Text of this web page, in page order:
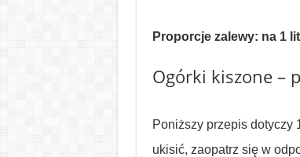
Proporcje zalewy: na 1
Ogórki kiszone –
Poniższy przepis dotyczy
ukisić, zaopatrz się w